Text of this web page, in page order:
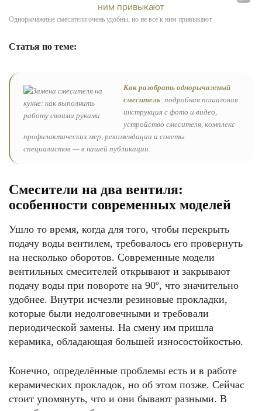
Однорычажные смесители очень удобны, но не все к ним привыкают
Статья по теме:
Как разобрать однорычажный
смеситель: подробная пошаговая
инструкция с фото и видео,
устройство смесителя, комплекс
профилактических мер, рекомендации и советы
специалистов — в нашей публикации.
Смесители на два вентиля:
особенности современных моделей
Ушло то время, когда для того, чтобы перекрыть
подачу воды вентилем, требовалось его провернуть
на несколько оборотов. Современные модели
вентильных смесителей открывают и закрывают
подачу воды при повороте на 90º, что значительно
удобнее. Внутри исчезли резиновые прокладки,
которые были недолговечными и требовали
периодической замены. На смену им пришла
керамика, обладающая большей износостойкостью.
Конечно, определённые проблемы есть и в работе
керамических прокладок, но об этом позже. Сейчас
стоит упомянуть, что и они бывают разными. В